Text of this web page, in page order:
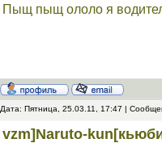
Пыщ пыщ ололо я
Дата: Пятница, 25.03.11, 17:47 |
vzm]Naruto-